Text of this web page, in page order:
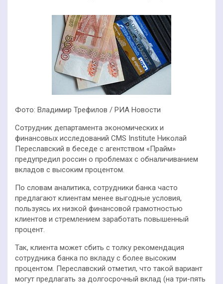
Фото: Владимир Трефилов / РИА Новости
Сотрудник департамента экономических и
финансовых исследований CMS Institute Николай
Переславский в беседе с агентством «Прайм»
предупредил россин о проблемах с обналичиванием
вкладов с высоким процентом.
По словам аналитика, сотрудники банка часто
предлагают клиентам менее выгодные условия,
пользуясь их низкой финансовой грамотностью
клиентов и стремлением заработать повышенный
процент.
Так, клиента может сбить с толку рекомендация
сотрудника банка по вкладу с более высоким
процентом. Переславский отметил, что такой вариант
могут предлагать за долгосрочный вклад (на три-пять